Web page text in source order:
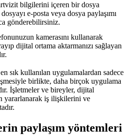
bilgilerini içeren bir dosya
e-posta veya dosya paylaşımı
gönderebilirsiniz.
kamerasını kullanarak
dijital ortama aktarmanızı sağlayan
sık kullanılan uygulamalardan sadece
birlikte, daha birçok uygulama
İşletmeler ve bireyler, dijital
yararlanarak iş ilişkilerini ve
paylaşım yöntemleri